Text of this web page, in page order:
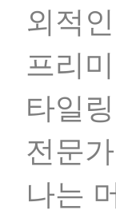
외적
프리
타일
전문
나는